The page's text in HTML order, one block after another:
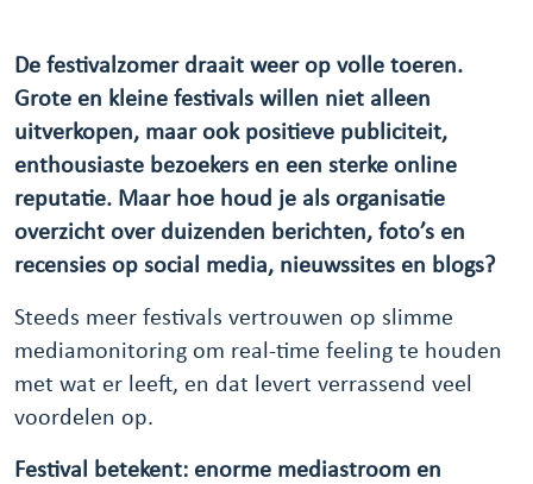
De festivalzomer draait weer op volle toeren.
Grote en kleine festivals willen niet alleen
uitverkopen, maar ook positieve publiciteit,
enthousiaste bezoekers en een sterke online
reputatie. Maar hoe houd je als organisatie
overzicht over duizenden berichten, foto’s en
recensies op social media, nieuwssites en blogs?
Steeds meer festivals vertrouwen op slimme
mediamonitoring om real-time feeling te houden
met wat er leeft, en dat levert verrassend veel
voordelen op.
Festival betekent: enorme mediastroom en